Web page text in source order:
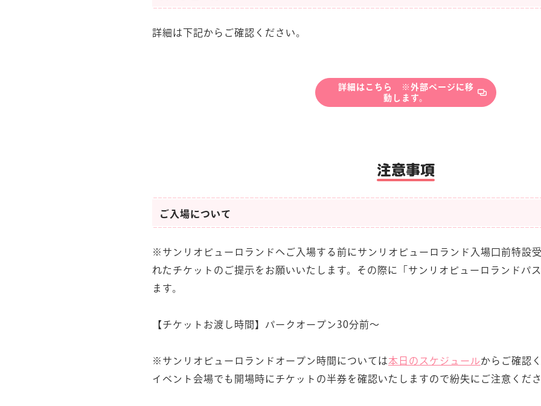
詳細は下記からご確認ください。
詳細はこちら ※外部ページに移
動します。
注意事項
ご入場について
※サンリオピューロランドへご入場する前にサンリオピューロランド入場口前特設
れたチケットのご提示をお願いいたします。その際に「サンリオピューロランドパ
ます。
【チケットお渡し時間】パークオープン30分前～
※サンリオピューロランドオープン時間については本日のスケジュールからご確認
イベント会場でも開場時にチケットの半券を確認いたしますので紛失にご注意くだ